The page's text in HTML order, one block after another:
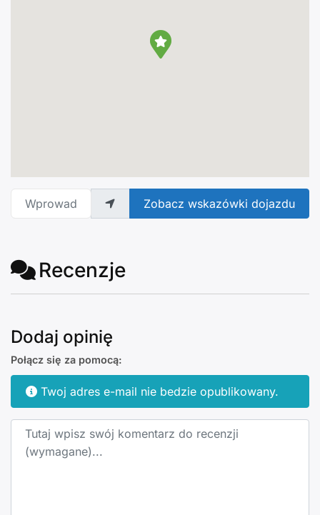
Wprowadź adres Zobacz wskazówki dojazdu
Recenzje
Dodaj opinię
Połącz się za pomocą:
Twoj adres e-mail nie bedzie opublikowany.
Text opinii